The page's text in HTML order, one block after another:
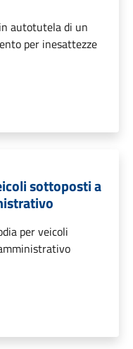
autotutela di un
per inesattezze
sottoposti a
per veicoli